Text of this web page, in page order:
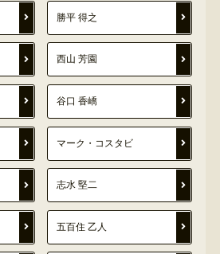
勝平 得之
西山 芳園
谷口 香嶠
マーク・コスタビ
志水 堅二
五百住 乙人